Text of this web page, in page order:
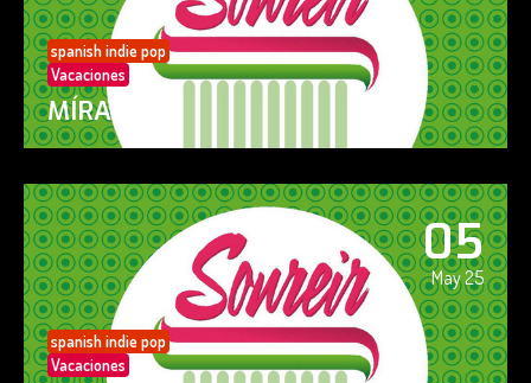
spanish indie pop
Vacaciones
MÍRAME
05
May 25
spanish indie pop
Vacaciones